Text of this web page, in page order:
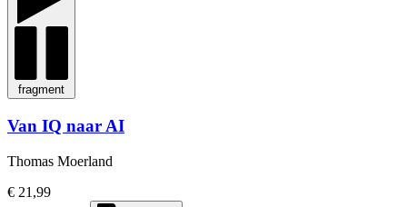
fragment
Van IQ naar AI
Thomas Moerland
€ 21,99